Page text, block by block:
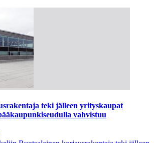
teki jälleen yrityskaupat
vahvistuu